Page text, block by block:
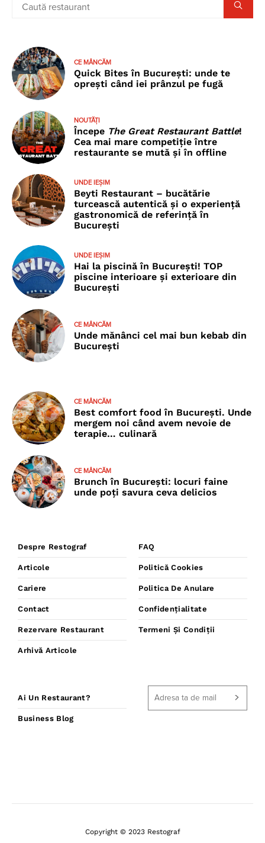
CE MÂNCĂM
Quick Bites în București: unde te
oprești când iei prânzul pe fugă
NOUTĂȚI
Începe The Great Restaurant Battle!
Cea mai mare competiție între
restaurante se mută și în offline
UNDE IEȘIM
Beyti Restaurant – bucătărie
turcească autentică și o experiență
gastronomică de referință în
București
UNDE IEȘIM
Hai la piscină în București! TOP
piscine interioare și exterioare din
București
CE MÂNCĂM
Unde mănânci cel mai bun kebab din
București
CE MÂNCĂM
Best comfort food în București. Unde
mergem noi când avem nevoie de
terapie… culinară
CE MÂNCĂM
Brunch în București: locuri faine
unde poţi savura ceva delicios
Despre Restograf
Articole
Cariere
Contact
Rezervare Restaurant
Arhivă Articole
FAQ
Politică Cookies
Politica De Anulare
Confidențialitate
Termeni Și Condiții
Ai Un Restaurant?
Business Blog
Copyright © 2023 Restograf